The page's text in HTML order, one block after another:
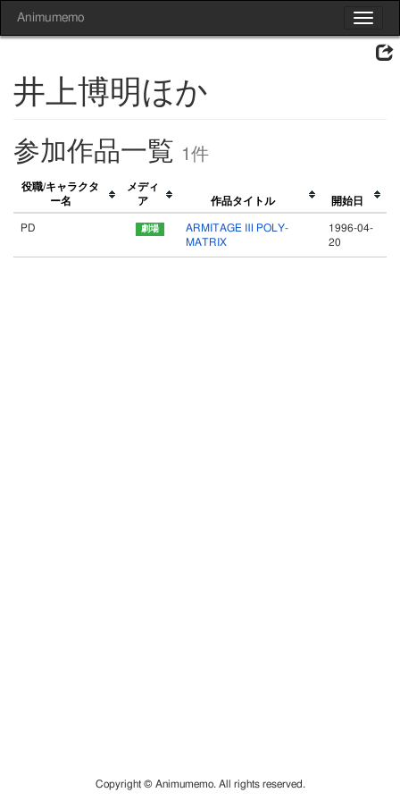
Toggle
Animumemo
井上博明ほか
参加作品一覧 1件
役職/キャラクタ
ー名
メディ
ア
作品タイトル 開始日
PD
ARMITAGE Ⅲ POLY-
MATRIX
1996-04-
20
Copyright © Animumemo. All rights reserved.